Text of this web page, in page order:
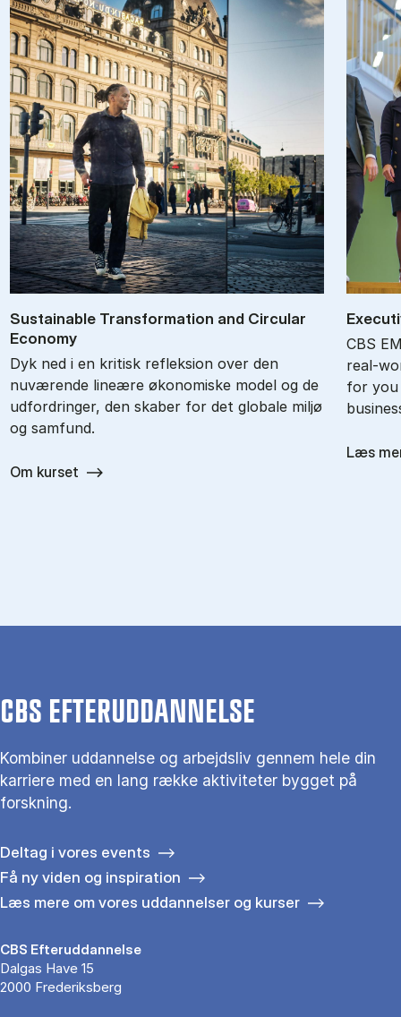
Sustai­nab­le Trans­for­ma­tion and Circu­lar
Eco­no­my
Dyk ned i en kritisk refleksion over den
nuværende lineære økonomiske model og de
udfordringer, den skaber for det globale miljø
og samfund.
Om kurset
CBS
real-
for you
Læs
CBS EFTERUDDANNELSE
Kombiner uddannelse og arbejdsliv gennem hele din
karriere med en lang række aktiviteter bygget på
forskning.
Deltag i vores events
Få ny viden og inspiration
Læs mere om vores uddannelser og kurser
CBS Efteruddannelse
Dalgas Have 15
2000 Frederiksberg